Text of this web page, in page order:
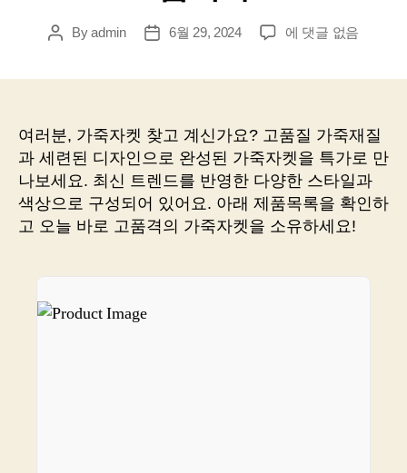
PostByadmin
Post6월 29, 2024
가
핑
몰
을
알
려
드
에 댓글 없음
여러분, 가죽자켓 찾고 계신가요? 고품질 가죽재질
과 세련된 디자인으로 완성된 가죽자켓을 특가로 만
나보세요. 최신 트렌드를 반영한 다양한 스타일과
색상으로 구성되어 있어요. 아래 제품목록을 확인하
고 오늘 바로 고품격의 가죽자켓을 소유하세요!